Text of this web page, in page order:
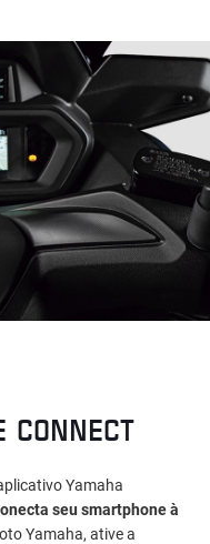
CONNECT
Yamaha
seu smartphone à
Yamaha, ative a